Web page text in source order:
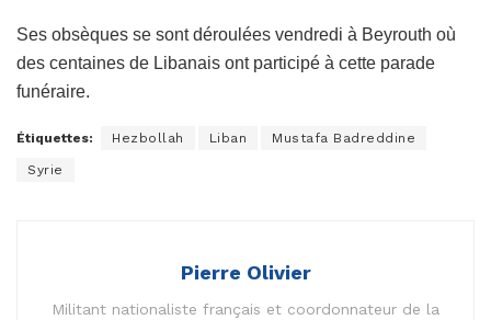
Ses obsèques se sont déroulées vendredi à Beyrouth où
des centaines de Libanais ont participé à cette parade
funéraire.
Étiquettes: Hezbollah Liban Mustafa Badreddine
Syrie
Pierre Olivier
Militant nationaliste français et coordonnateur de la